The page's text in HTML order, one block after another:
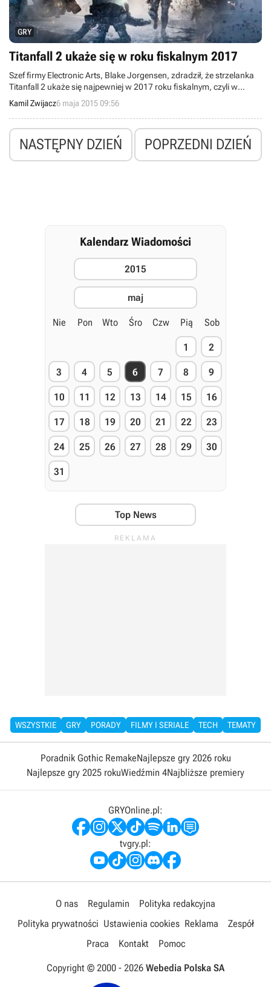
GRY
Titanfall 2 ukaże się w roku fiskalnym 2017
Szef firmy Electronic Arts, Blake Jorgensen, zdradził, że strzelanka
Titanfall 2 ukaże się najpewniej w 2017 roku fiskalnym, czyli w
okresie pomiędzy 1 kwietnia 2016 roku, a 31 marca 2017 roku.
Kamil Zwijacz6 maja 2015 09:56
NASTĘPNY DZIEŃ POPRZEDNI DZIEŃ
Kalendarz Wiadomości
2015
maj
Nie Pon Wto Śro Czw Pią Sob
1 2
3 4 5 6 7 8 9
10 11 12 13 14 15 16
17 18 19 20 21 22 23
24 25 26 27 28 29 30
31
Top News
WSZYSTKIE GRY PORADY FILMY I SERIALE TECH TEMATY
Poradnik Gothic RemakeNajlepsze gry 2026 roku
Najlepsze gry 2025 rokuWiedźmin 4Najbliższe premiery
GRYOnline.pl:
tvgry.pl:
O nas Regulamin
Polityka redakcyjna
Polityka prywatności Ustawienia cookies Reklama
Zespół
Praca
Kontakt Pomoc
Copyright © 2000 - 2026 Webedia Polska SA